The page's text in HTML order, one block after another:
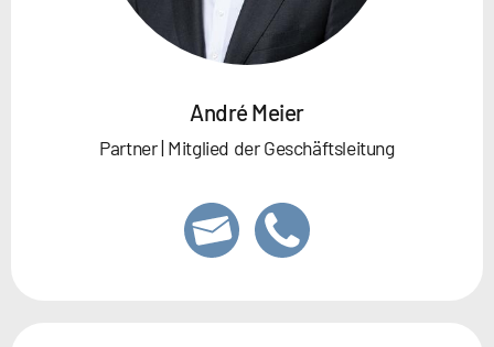
André Meier
Partner | Mitglied der Geschäftsleitung